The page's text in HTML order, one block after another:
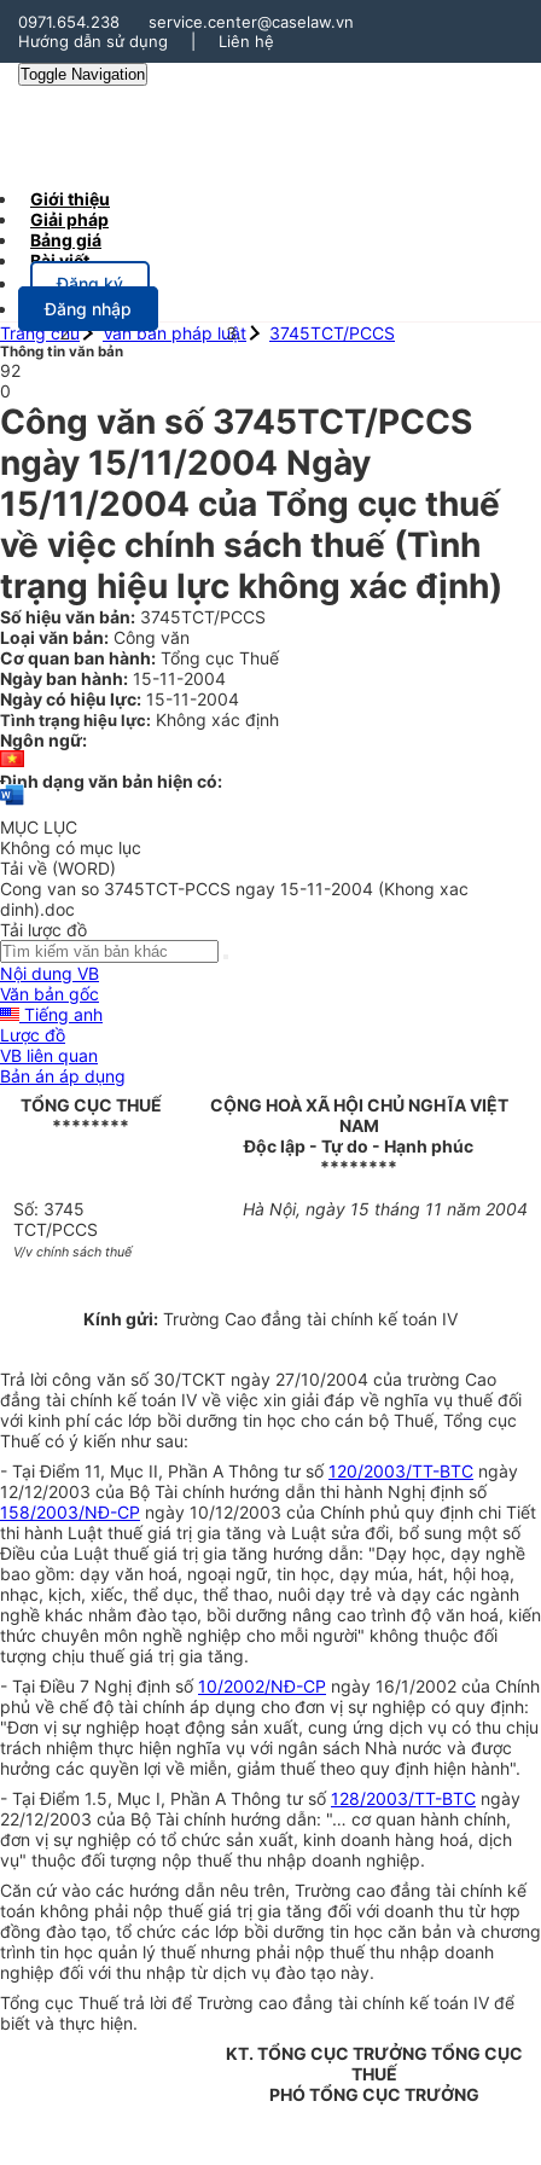
0971.654.238
service.center@caselaw.vn
Hướng dẫn sử dụng
Liên hệ
Toggle Navigation
Giới thiệu
Giải pháp
Bảng giá
Bài viết
Đăng ký
Đăng nhập
Trang chủ
Văn bản pháp luật 3745TCT/PCCS
Thông tin văn bản
92
0
Công văn số 3745TCT/PCCS
ngày 15/11/2004 Ngày
15/11/2004 của Tổng cục thuế
về việc chính sách thuế (Tình
trạng hiệu lực không xác định)
Số hiệu văn bản: 3745TCT/PCCS
Loại văn bản: Công văn
Cơ quan ban hành: Tổng cục Thuế
Ngày ban hành: 15-11-2004
Ngày có hiệu lực: 15-11-2004
Tình trạng hiệu lực: Không xác định
Ngôn ngữ:
Định dạng văn bản hiện có:
MỤC LỤC
Không có mục lục
Tải về (WORD)
Cong van so 3745TCT-PCCS ngay 15-11-2004 (Khong xac
dinh).doc
Tải lược đồ
Nội dung VB
Văn bản gốc
Tiếng anh
Lược đồ
VB liên quan
Bản án áp dụng
TỔNG CỤC THUẾ
********
CỘNG HOÀ XÃ HỘI CHỦ NGHĨA VIỆT
NAM
Độc lập - Tự do - Hạnh phúc
********
Số: 3745
TCT/PCCS
V/v chính sách thuế
Hà Nội, ngày 15 tháng 11 năm 2004
Kính gửi: Trường Cao đẳng tài chính kế toán IV
Trả lời công văn số 30/TCKT ngày 27/10/2004 của trường Cao
đẳng tài chính kế toán IV về việc xin giải đáp về nghĩa vụ thuế đối
với kinh phí các lớp bồi dưỡng tin học cho cán bộ Thuế, Tổng cục
Thuế có ý kiến như sau:
- Tại Điểm 11, Mục II, Phần A Thông tư số120/2003/TT-BTC ngày
12/12/2003 của Bộ Tài chính hướng dẫn thi hành Nghị định số
158/2003/NĐ-CP ngày 10/12/2003 của Chính phủ quy định chi Tiết
thi hành Luật thuế giá trị gia tăng và Luật sửa đổi, bổ sung một số
Điều của Luật thuế giá trị gia tăng hướng dẫn: "Dạy học, dạy nghề
bao gồm: dạy văn hoá, ngoại ngữ, tin học, dạy múa, hát, hội hoạ,
nhạc, kịch, xiếc, thể dục, thể thao, nuôi dạy trẻ và dạy các ngành
nghề khác nhằm đào tạo, bồi dưỡng nâng cao trình độ văn hoá, kiến
thức chuyên môn nghề nghiệp cho mỗi người" không thuộc đối
tượng chịu thuế giá trị gia tăng.
- Tại Điều 7 Nghị định số10/2002/NĐ-CP ngày 16/1/2002 của Chính
phủ về chế độ tài chính áp dụng cho đơn vị sự nghiệp có quy định:
"Đơn vị sự nghiệp hoạt động sản xuất, cung ứng dịch vụ có thu chịu
trách nhiệm thực hiện nghĩa vụ với ngân sách Nhà nước và được
hưởng các quyền lợi về miễn, giảm thuế theo quy định hiện hành".
- Tại Điểm 1.5, Mục I, Phần A Thông tư số128/2003/TT-BTC ngày
22/12/2003 của Bộ Tài chính hướng dẫn: "… cơ quan hành chính,
đơn vị sự nghiệp có tổ chức sản xuất, kinh doanh hàng hoá, dịch
vụ" thuộc đối tượng nộp thuế thu nhập doanh nghiệp.
Căn cứ vào các hướng dẫn nêu trên, Trường cao đẳng tài chính kế
toán không phải nộp thuế giá trị gia tăng đối với doanh thu từ hợp
đồng đào tạo, tổ chức các lớp bồi dưỡng tin học căn bản và chương
trình tin học quản lý thuế nhưng phải nộp thuế thu nhập doanh
nghiệp đối với thu nhập từ dịch vụ đào tạo này.
Tổng cục Thuế trả lời để Trường cao đẳng tài chính kế toán IV để
biết và thực hiện.
KT. TỔNG CỤC TRƯỞNG TỔNG CỤC
THUẾ
PHÓ TỔNG CỤC TRƯỞNG